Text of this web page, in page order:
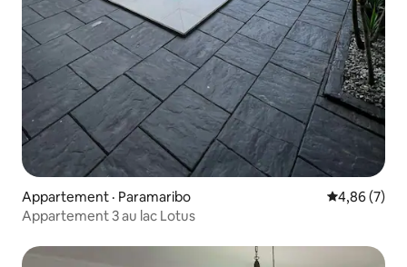
Appartement · Paramaribo Note
4,86 (7)
Appartement 3 au lac Lotus